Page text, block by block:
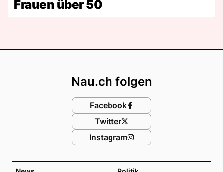
Frauen über 50
Nau.ch folgen
Facebook
Twitter
Instagram